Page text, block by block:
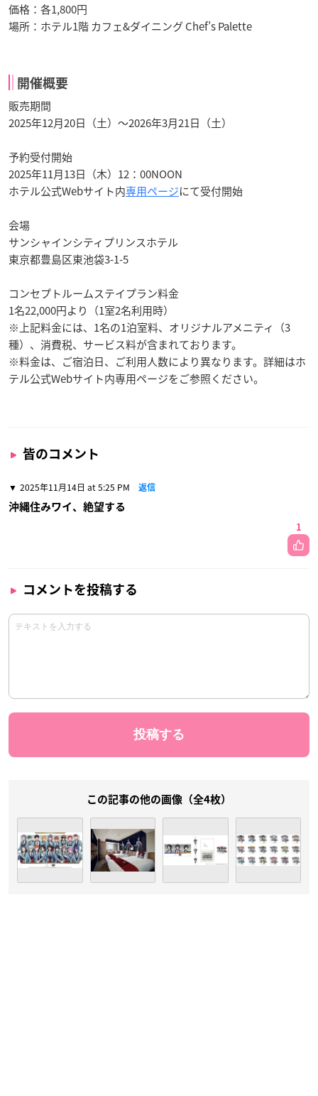
価格：各1,800円
場所：ホテル1階 カフェ&ダイニング Chef’s Palette
開催概要
販売期間
2025年12月20日（土）～2026年3月21日（土）
予約受付開始
2025年11月13日（木）12：00NOON
ホテル公式Webサイト内専用ページにて受付開始
会場
サンシャインシティプリンスホテル
東京都豊島区東池袋3-1-5
コンセプトルームステイプラン料金
1名22,000円より（1室2名利用時）
※上記料金には、1名の1泊室料、オリジナルアメニティ（3
種）、消費税、サービス料が含まれております。
※料金は、ご宿泊日、ご利用人数により異なります。詳細はホ
テル公式Webサイト内専用ページをご参照ください。
皆のコメント
2025年11月14日 at 5:25 PM 返信
沖縄住みワイ、絶望する
1
コメントを投稿する
この記事の他の画像（全4枚）